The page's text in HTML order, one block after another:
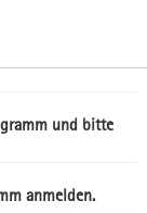
und bitte
anmelden.